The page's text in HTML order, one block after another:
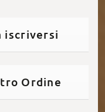
iscriversi
Ordine